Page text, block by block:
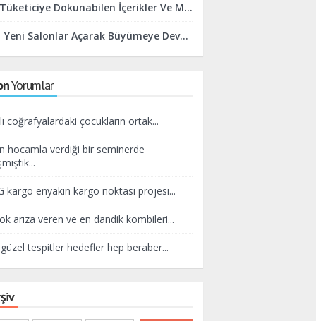
Tüketiciye Dokunabilen İçerikler Ve Marka Yaklaşımları Yaratmaya Odaklanıyoruz
Yeni Salonlar Açarak Büyümeye Devam Edeceğiz
Yorumlar
coğrafyalardaki çocukların ortak...
hocamla verdiği bir seminerde
kargo enyakin kargo noktası projesi...
arıza veren ve en dandik kombileri...
tespitler hedefler hep beraber...